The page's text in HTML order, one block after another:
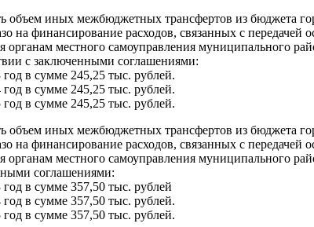
объем иных межбюджетных трансфертов из бюджета
на финансирование расходов, связанных с передачей
органам местного самоуправления муниципального
с заключенными соглашениями:
год в сумме 245,25 тыс. рублей.
год в сумме 245,25 тыс. рублей.
год в сумме 245,25 тыс. рублей.
объем иных межбюджетных трансфертов из бюджета
на финансирование расходов, связанных с передачей
органам местного самоуправления муниципального
соглашениями:
год в сумме 357,50 тыс. рублей
год в сумме 357,50 тыс. рублей.
год в сумме 357,50 тыс. рублей.